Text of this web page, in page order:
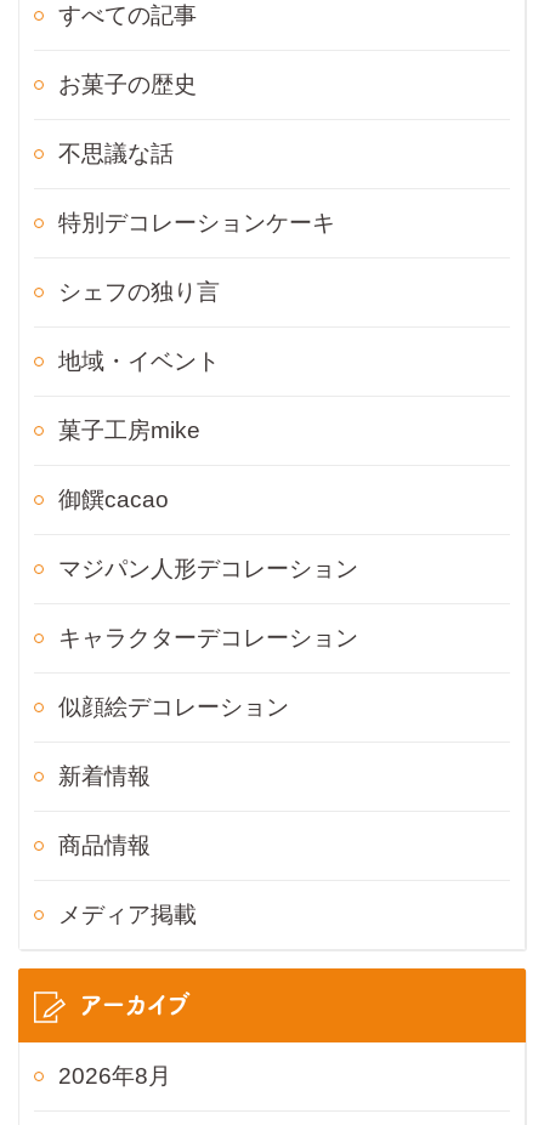
すべての記事
お菓子の歴史
不思議な話
特別デコレーションケーキ
シェフの独り言
地域・イベント
菓子工房mike
御饌cacao
マジパン人形デコレーション
キャラクターデコレーション
似顔絵デコレーション
新着情報
商品情報
メディア掲載
アーカイブ
2026年8月